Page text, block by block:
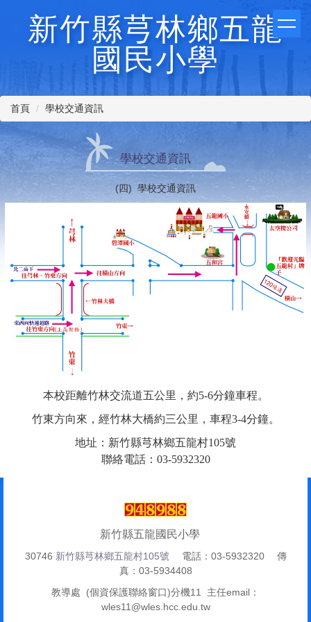
區
新竹縣芎林鄉五龍
國民小學
首頁 學校交通資訊
學校交通資訊
(四) 學校交通資訊
本校距離竹林交流道五公里，約5-6分鐘車程。
竹東方向來，經竹林大橋約三公里，車程3-4分鐘。
地址：新竹縣芎林鄉五龍村105號
聯絡電話：03-5932320
新竹縣五龍國民小學
30746 新竹縣芎林鄉五龍村105號 電話：03-5932320 傳
真：03-5934408
教導處 (個資保護聯絡窗口)分機11 主任email：
wles11@wles.hcc.edu.tw